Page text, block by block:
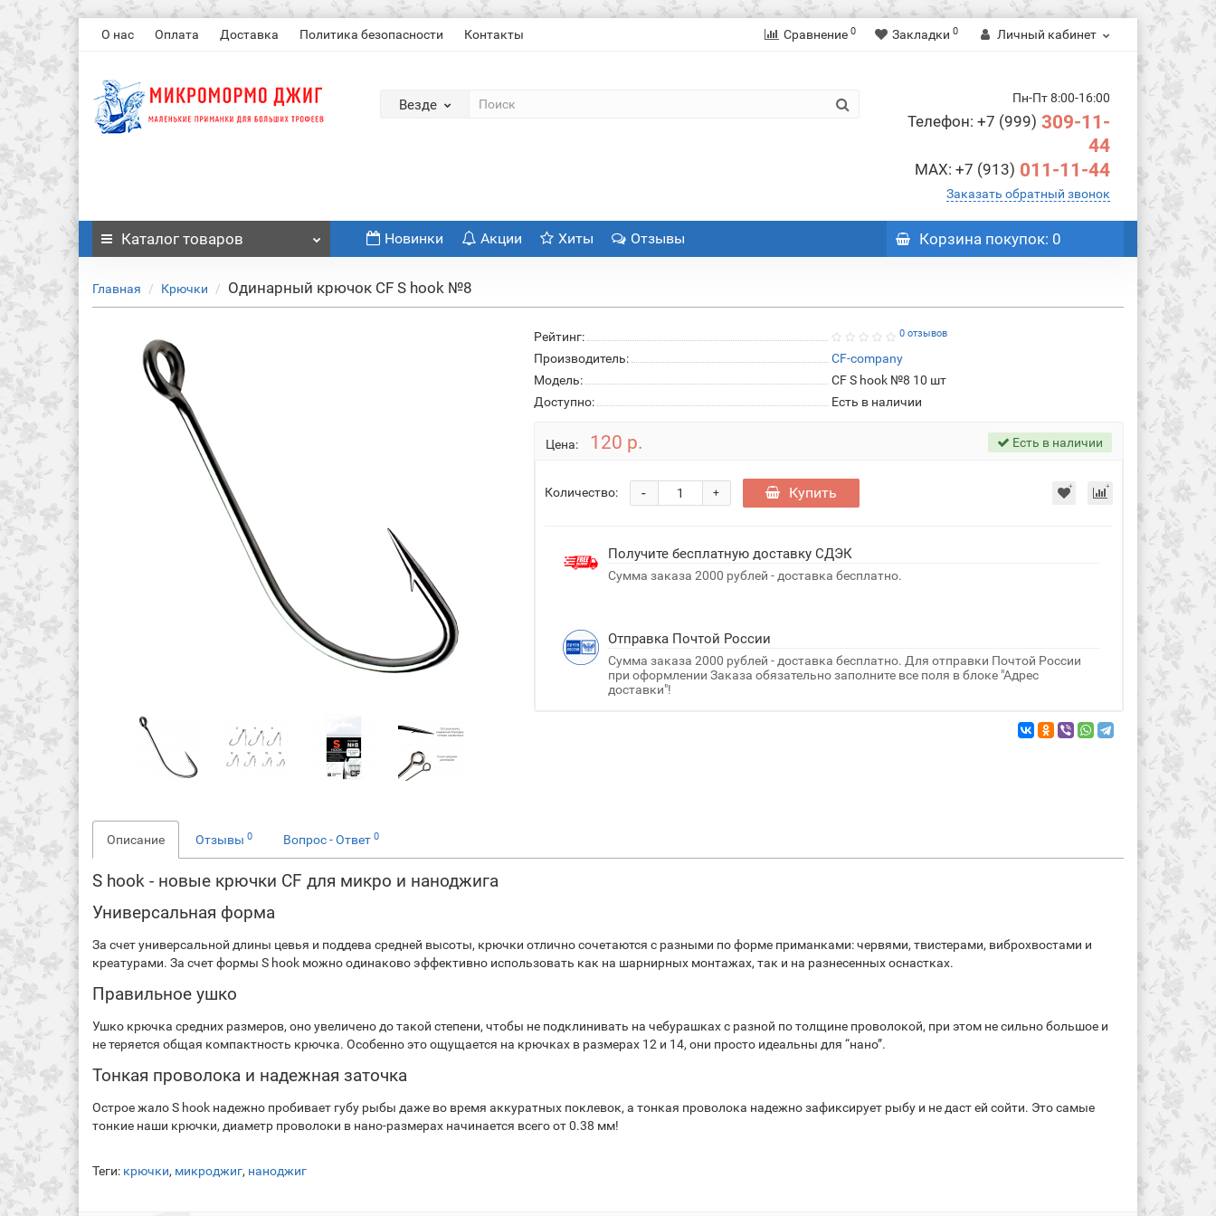
О нас Оплата Доставка Политика безопасности Контакты Сравнение 0 Закладки 0 Личный кабинет
Везде Пн-Пт 8:00-16:00
Телефон: +7 (999) 309-11-
44
MAX: +7 (913) 011-11-44
Заказать обратный звонок
Каталог товаров Новинки Акции Хиты Отзывы Корзинапокупок: 0
Главная Крючки Одинарный крючок CF S hook №8
Рейтинг: 0 отзывов
Производитель:
CF-company
Модель:
CF S hook №8 10 шт
Доступно:
Есть в наличии
Цена: 120 р. Есть в наличии
Количество: +
- Купить
Получите бесплатную доставку СДЭК
Сумма заказа 2000 рублей - доставка бесплатно.
Отправка Почтой России
Сумма заказа 2000 рублей - доставка бесплатно. Для отправки Почтой России
при оформлении Заказа обязательно заполните все поля в блоке "Адрес
доставки"!
Описание Отзывы 0 Вопрос - Ответ 0
S hook - новые крючки CF для микро и наноджига
Универсальная форма
За счет универсальной длины цевья и поддева средней высоты, крючки отлично сочетаются с разными по форме приманками: червями, твистерами, виброхвостами и
креатурами. За счет формы S hook можно одинаково эффективно использовать как на шарнирных монтажах, так и на разнесенных оснастках.
Правильное ушко
Ушко крючка средних размеров, оно увеличено до такой степени, чтобы не подклинивать на чебурашках с разной по толщине проволокой, при этом не сильно большое и
не теряется общая компактность крючка. Особенно это ощущается на крючках в размерах 12 и 14, они просто идеальны для “нано”.
Тонкая проволока и надежная заточка
Острое жало S hook надежно пробивает губу рыбы даже во время аккуратных поклевок, а тонкая проволока надежно зафиксирует рыбу и не даст ей сойти. Это самые
тонкие наши крючки, диаметр проволоки в нано-размерах начинается всего от 0.38 мм!
Теги: крючки, микроджиг, наноджиг